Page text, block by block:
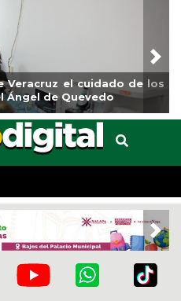
los
La ciudad de Veracruz
de Reforestación 2026